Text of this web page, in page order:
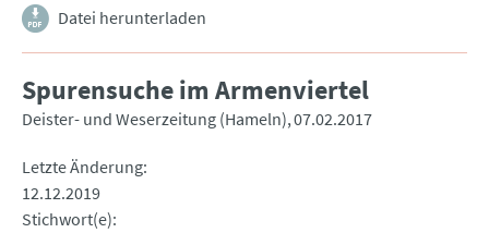
Datei herunterladen
Spurensuche im Armenviertel
Deister- und Weserzeitung (Hameln) 07.02.2017
Letzte Änderung
12.12.2019
Stichwort(e)